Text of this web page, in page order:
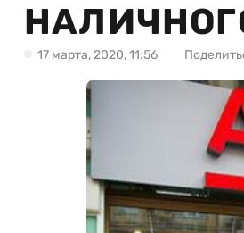
17 марта, 2020, 11:56